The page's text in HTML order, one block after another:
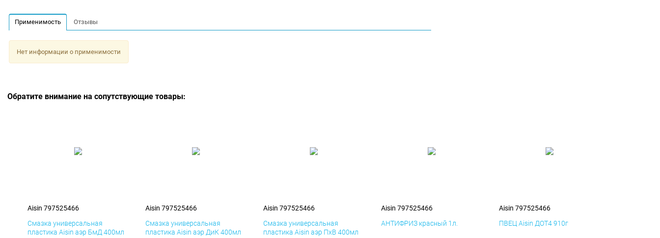
Применимость Отзывы
Нет информации о применимости
Обратите внимание на сопутствующие товары:
Aisin 797525466
Смазка универсальная
пластика Aisin аэр БмД 400мл
Aisin 797525466
Смазка универсальная
пластика Aisin аэр ДиК 400мл
Aisin 797525466
Смазка универсальная
пластика Aisin аэр ПхВ 400мл
Aisin 797525466
АНТИФРИЗ красный 1л.
Aisin 797525466
ПВЕЦ Aisin ДОТ4 910г